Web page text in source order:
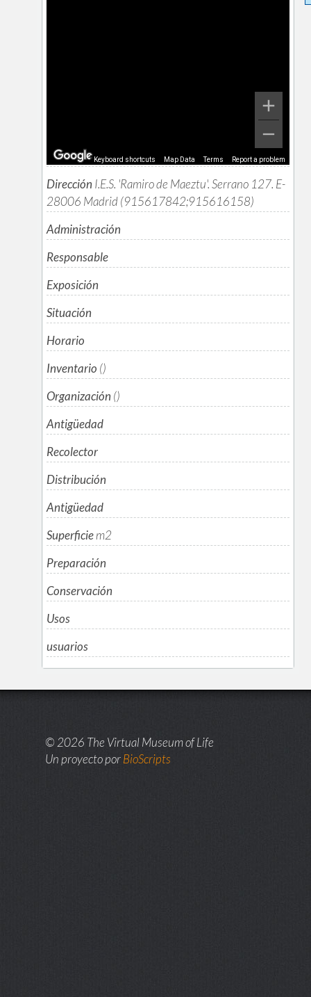
Keyboard shortcuts Map Data Terms Report a problem
Dirección I.E.S. 'Ramiro de Maeztu'. Serrano 127. E-
28006 Madrid (915617842;915616158)
Administración
Responsable
Exposición
Situación
Horario
Inventario ()
Organización ()
Antigüedad
Recolector
Distribución
Antigüedad
Superficiem2
Preparación
Conservación
Usos
usuarios
© 2026 The Virtual Museum of Life
Un proyecto porBioScripts